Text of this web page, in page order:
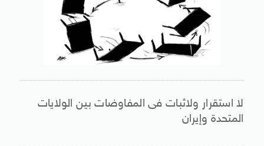
لا استقرار ولاثبات فى المفاوضات بين الولايات
المتحدة وإيران